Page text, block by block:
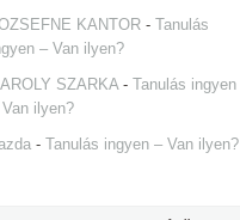
KANTOR - Tanulás
– Van ilyen?
SZARKA- Tanulás ingyen
ilyen?
- Tanulás ingyen – Van ilyen?